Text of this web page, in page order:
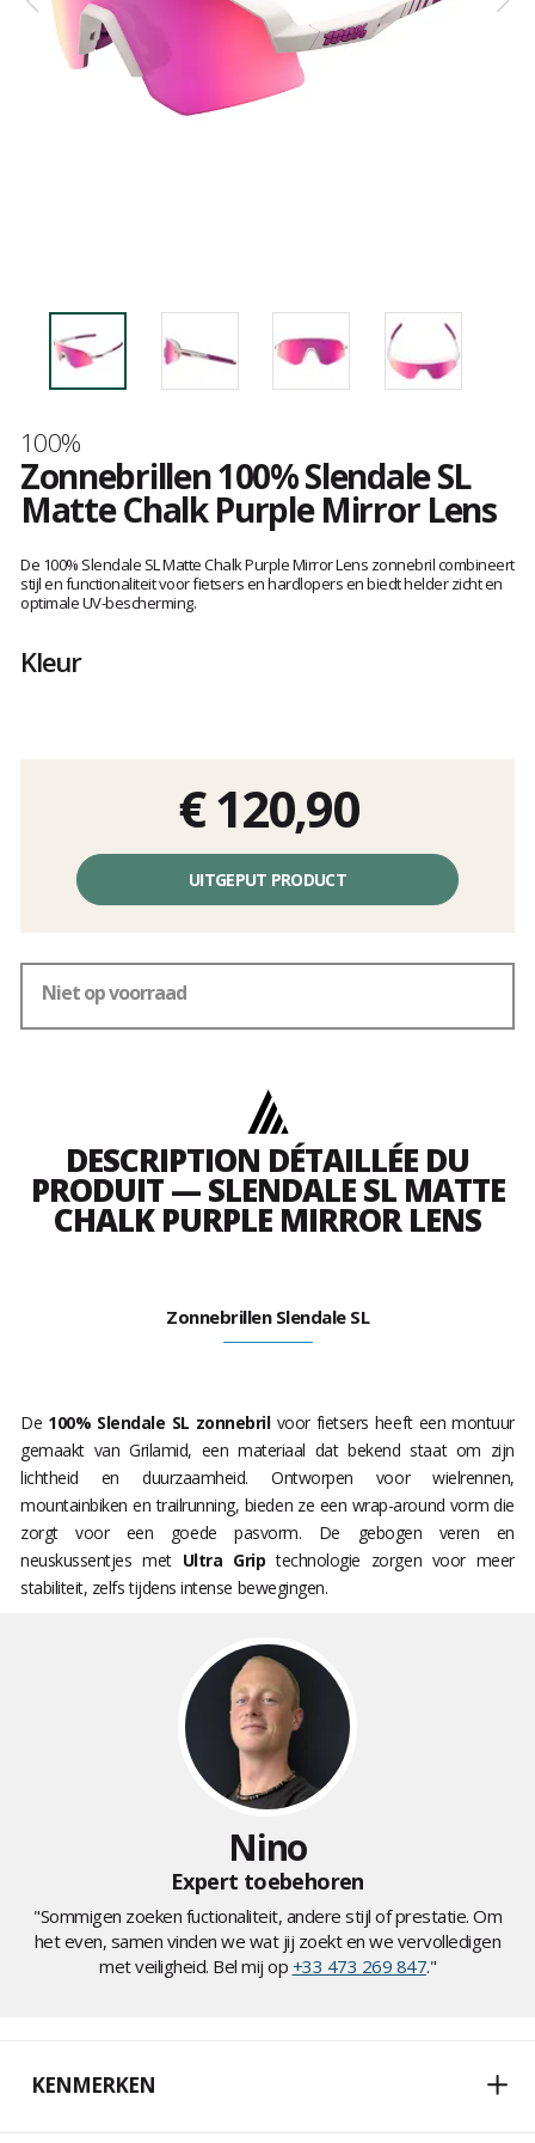
Merk
100%
Zonnebrillen 100% Slendale SL
Matte Chalk Purple Mirror Lens
oordeel
van
klanten
De 100% Slendale SL Matte Chalk Purple Mirror Lens zonnebril combineert
stijl en functionaliteit voor fietsers en hardlopers en biedt helder zicht en
optimale UV-bescherming.
Kleur
€ 120,90
Éénheidsprijs,
UITGEPUT PRODUCT
Niet op voorraad
DESCRIPTION DÉTAILLÉE DU
PRODUIT — SLENDALE SL MATTE
CHALK PURPLE MIRROR LENS
Zonnebrillen Slendale SL
De 100% Slendale SL zonnebrilvoor fietsers heeft een montuur
gemaakt van Grilamid, een materiaal dat bekend staat om zijn
lichtheid en duurzaamheid. Ontworpen voor wielrennen,
mountainbiken en trailrunning, bieden ze een wrap-around vorm die
zorgt voor een goede pasvorm. De gebogen veren en
neuskussentjes met Ultra Grip technologie zorgen voor meer
stabiliteit, zelfs tijdens intense bewegingen.
Nino
Expert toebehoren
"Sommigen zoeken fuctionaliteit, andere stijl of prestatie. Om
het even, samen vinden we wat jij zoekt en we vervolledigen
met veiligheid. Bel mij op +33 473 269 847."
KENMERKEN